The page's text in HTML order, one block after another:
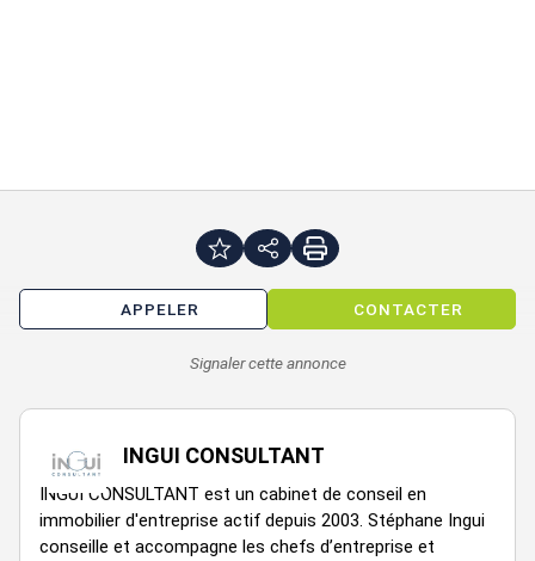
APPELER CONTACTER
Signaler cette annonce
INGUI CONSULTANT
INGUI CONSULTANT est un cabinet de conseil en
immobilier d'entreprise actif depuis 2003. Stéphane Ingui
conseille et accompagne les chefs d’entreprise et